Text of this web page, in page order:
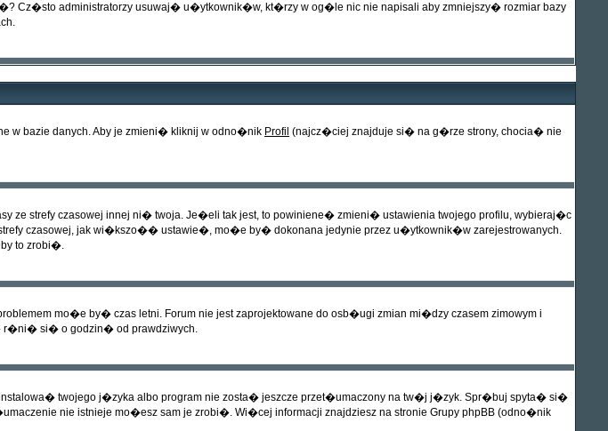
administratorzy usuwaj� u�ytkownik�w, kt�rzy w og�le nic nie napisali aby zmniejszy� rozmiar bazy
w bazie danych. Aby je zmieni� kliknij w odno�nik Profil (najcz�ciej znajduje si� na g�rze strony, chocia� nie
ze strefy czasowej innej ni� twoja. Je�eli tak jest, to powiniene� zmieni� ustawienia twojego profilu, wybieraj�c
czasowej, jak wi�kszo�� ustawie�, mo�e by� dokonana jedynie przez u�ytkownik�w zarejestrowanych.
to zrobi�.
mo�e by� czas letni. Forum nie jest zaprojektowane do osb�ugi zmian mi�dzy czasem zimowym i
r�ni� si� o godzin� od prawdziwych.
twojego j�zyka albo program nie zosta� jeszcze przet�umaczony na tw�j j�zyk. Spr�buj spyta� si�
nie istnieje mo�esz sam je zrobi�. Wi�cej informacji znajdziesz na stronie Grupy phpBB (odno�nik